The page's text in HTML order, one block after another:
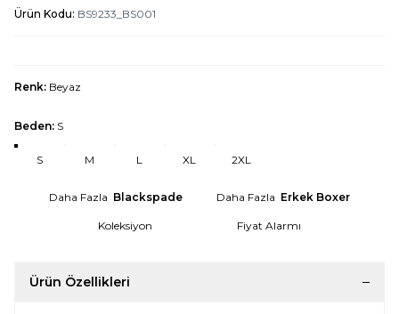
Ürün Kodu: BS9233_BS001
Renk: Beyaz
Beden: S
S M L XL 2XL
Daha Fazla Blackspade Daha Fazla Erkek Boxer
Koleksiyon Fiyat Alarmı
Ürün Özellikleri